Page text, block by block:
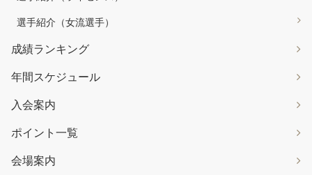
選手紹介（女流選手）
成績ランキング
年間スケジュール
入会案内
ポイント一覧
会場案内